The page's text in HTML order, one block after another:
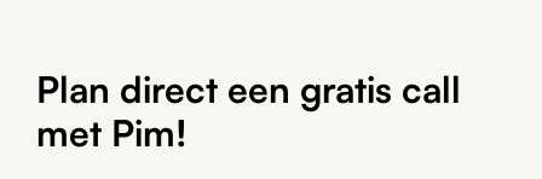
Plan direct een gratis call
met Pim!